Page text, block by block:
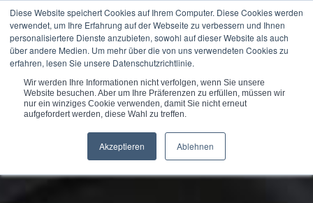
Diese Website speichert Cookies auf Ihrem Computer. Diese Cookies werden
verwendet, um Ihre Erfahrung auf der Webseite zu verbessern und Ihnen
personalisiertere Dienste anzubieten, sowohl auf dieser Website als auch
über andere Medien. Um mehr über die von uns verwendeten Cookies zu
erfahren, lesen Sie unsere Datenschutzrichtlinie.
Wir werden Ihre Informationen nicht verfolgen, wenn Sie unsere
Website besuchen. Aber um Ihre Präferenzen zu erfüllen, müssen wir
nur ein winziges Cookie verwenden, damit Sie nicht erneut
aufgefordert werden, diese Wahl zu treffen.
Akzeptieren Ablehnen
Du bist hier: Startseite / Produkte /
Vielseitige umlaufende Dichtungen...